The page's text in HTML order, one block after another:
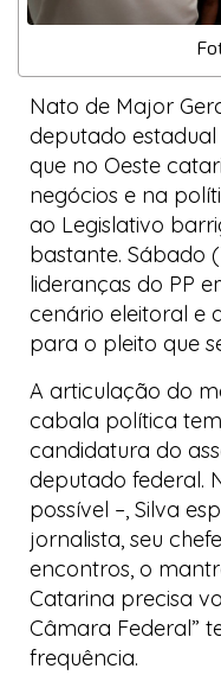
Nato de Major
deputado estadual
que no Oeste
negócios e na
ao Legislativo
bastante. Sábado
lideranças do PP
cenário eleitoral e
para o pleito que
A articulação do
cabala política
candidatura do
deputado federal.
possível –, Silva
jornalista, seu
encontros, o
Catarina precisa
Câmara Federal”
frequência.